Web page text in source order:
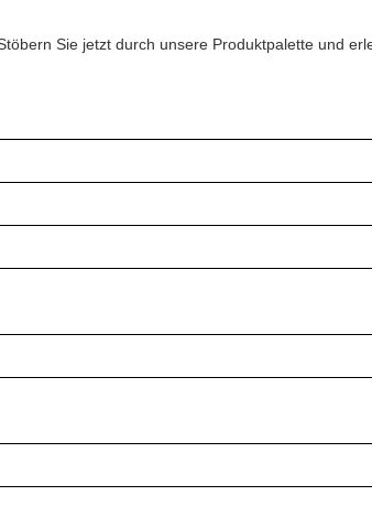
Sie jetzt durch unsere Produktpalette und